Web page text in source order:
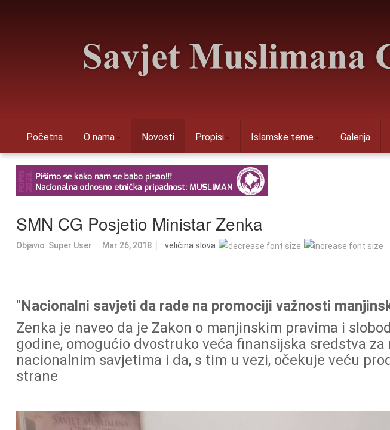
Početna O nama Novosti Propisi Islamske teme Galerija
SMN CG Posjetio Ministar Zenka
Objavio Super User Mar 26, 2018 veličina slova
"Nacionalni savjeti da rade na promociji važnosti
Zenka je naveo da je Zakon o manjinskim pravima i
godine, omogućio dvostruko veća finansijska sredstva za
nacionalnim savjetima i da, s tim u vezi, očekuje veću
strane